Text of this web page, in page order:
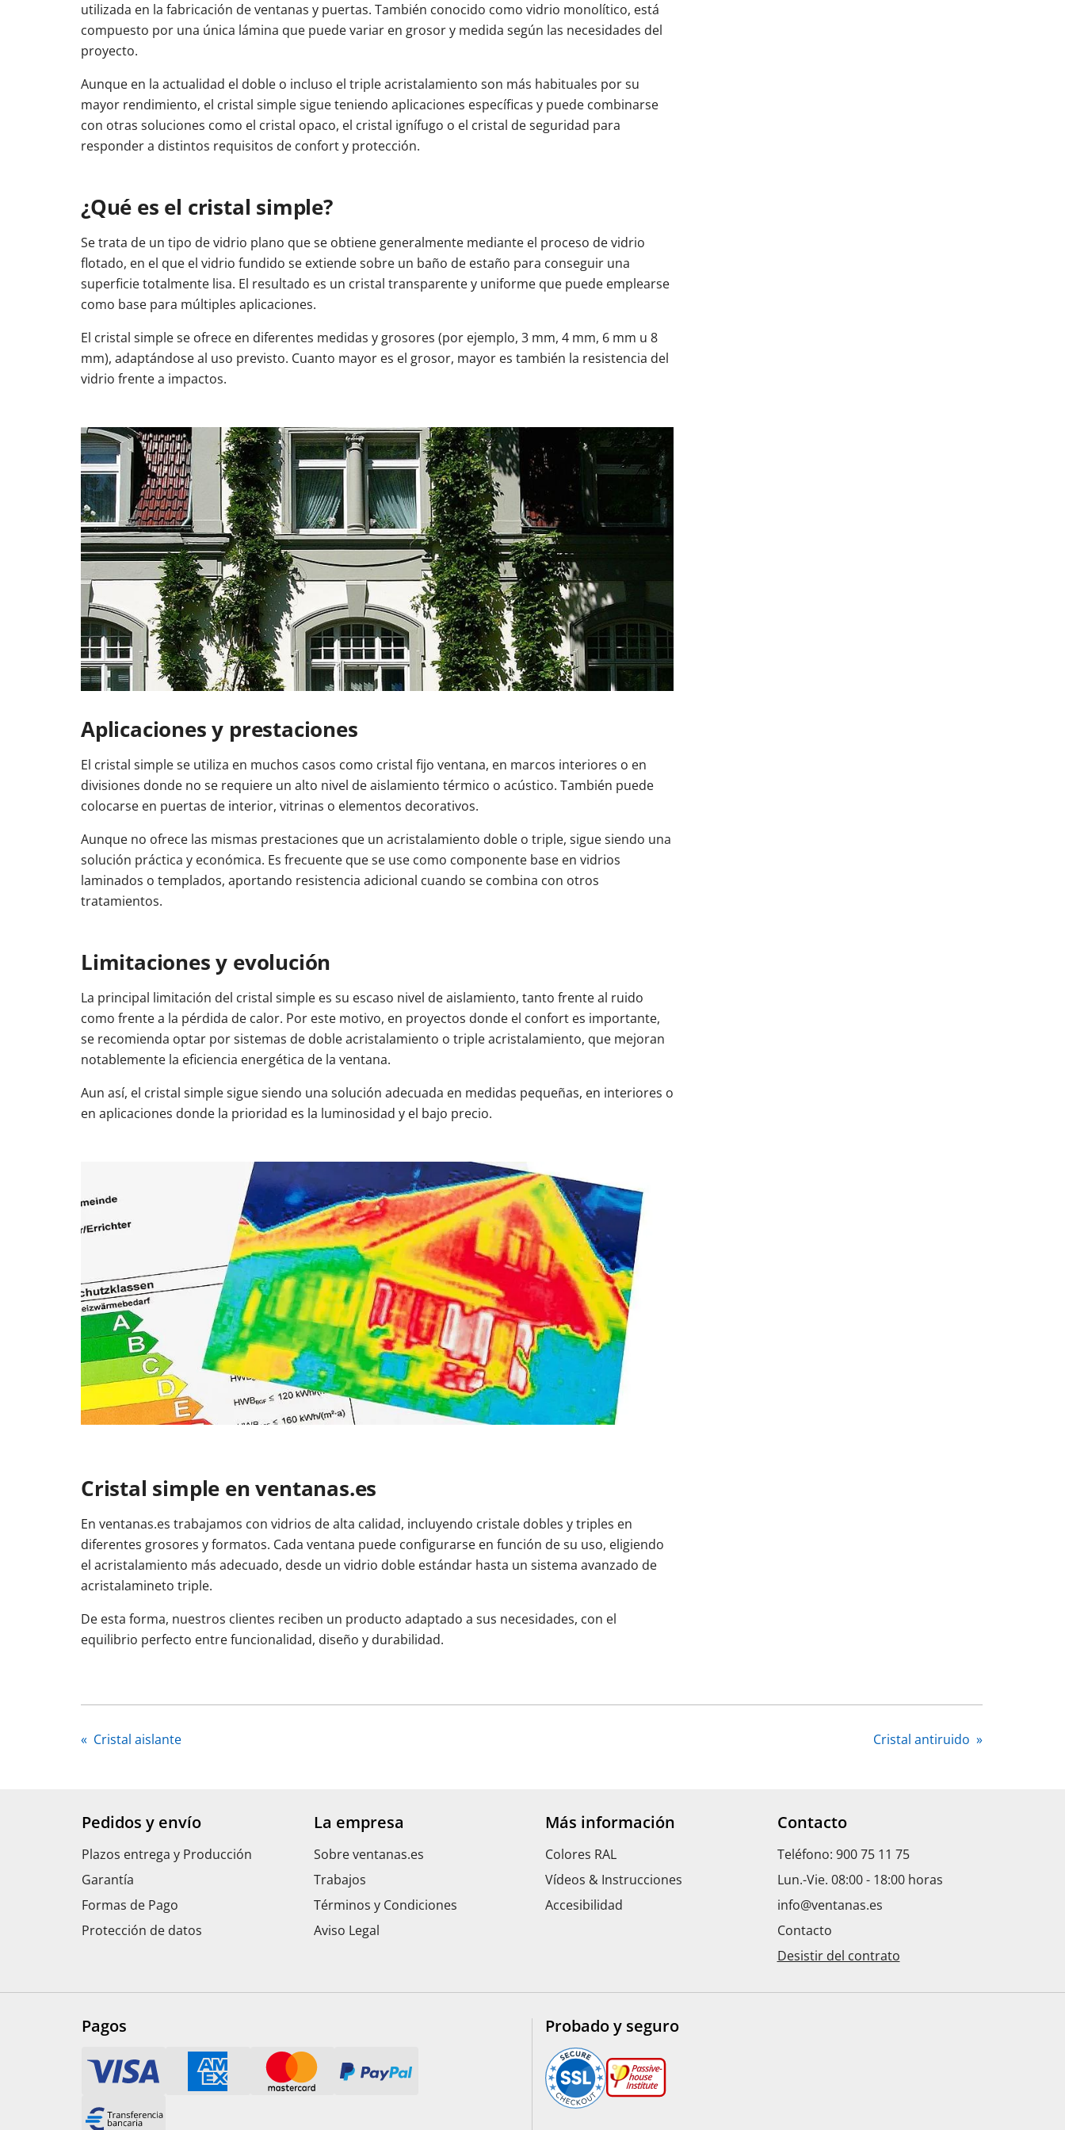
utilizada en la fabricación de ventanas y puertas. También conocido como vidrio monolítico, está
compuesto por una única lámina que puede variar en grosor y medida según las necesidades del
proyecto.
Aunque en la actualidad el doble o incluso el triple acristalamiento son más habituales por su
mayor rendimiento, el cristal simple sigue teniendo aplicaciones específicas y puede combinarse
con otras soluciones como el cristal opaco, el cristal ignífugo o el cristal de seguridad para
responder a distintos requisitos de confort y protección.
¿Qué es el cristal simple?
Se trata de un tipo de vidrio plano que se obtiene generalmente mediante el proceso de vidrio
flotado, en el que el vidrio fundido se extiende sobre un baño de estaño para conseguir una
superficie totalmente lisa. El resultado es un cristal transparente y uniforme que puede emplearse
como base para múltiples aplicaciones.
El cristal simple se ofrece en diferentes medidas y grosores (por ejemplo, 3 mm, 4 mm, 6 mm u 8
mm), adaptándose al uso previsto. Cuanto mayor es el grosor, mayor es también la resistencia del
vidrio frente a impactos.
Aplicaciones y prestaciones
El cristal simple se utiliza en muchos casos como cristal fijo ventana, en marcos interiores o en
divisiones donde no se requiere un alto nivel de aislamiento térmico o acústico. También puede
colocarse en puertas de interior, vitrinas o elementos decorativos.
Aunque no ofrece las mismas prestaciones que un acristalamiento doble o triple, sigue siendo una
solución práctica y económica. Es frecuente que se use como componente base en vidrios
laminados o templados, aportando resistencia adicional cuando se combina con otros
tratamientos.
Limitaciones y evolución
La principal limitación del cristal simple es su escaso nivel de aislamiento, tanto frente al ruido
como frente a la pérdida de calor. Por este motivo, en proyectos donde el confort es importante,
se recomienda optar por sistemas de doble acristalamiento o triple acristalamiento, que mejoran
notablemente la eficiencia energética de la ventana.
Aun así, el cristal simple sigue siendo una solución adecuada en medidas pequeñas, en interiores o
en aplicaciones donde la prioridad es la luminosidad y el bajo precio.
Cristal simple en ventanas.es
En ventanas.es trabajamos con vidrios de alta calidad, incluyendo cristale dobles y triples en
diferentes grosores y formatos. Cada ventana puede configurarse en función de su uso, eligiendo
el acristalamiento más adecuado, desde un vidrio doble estándar hasta un sistema avanzado de
acristalamineto triple.
De esta forma, nuestros clientes reciben un producto adaptado a sus necesidades, con el
equilibrio perfecto entre funcionalidad, diseño y durabilidad.
« Cristal aislante Cristal antiruido »
Pedidos y envío
Plazos entrega y Producción
Garantía
Formas de Pago
Protección de datos
La empresa
Sobre ventanas.es
Trabajos
Términos y Condiciones
Aviso Legal
Más información
Colores RAL
Vídeos & Instrucciones
Accesibilidad
Contacto
Teléfono: 900 75 11 75
Lun.-Vie. 08:00 - 18:00 horas
info@ventanas.es
Contacto
Desistir del contrato
Pagos Probado y seguro